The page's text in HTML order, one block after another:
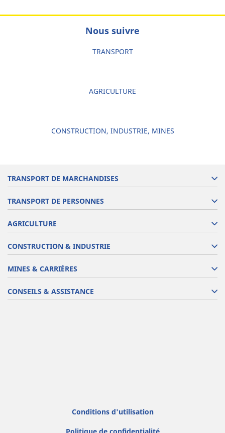
Nous suivre
TRANSPORT
AGRICULTURE
CONSTRUCTION, INDUSTRIE, MINES
TRANSPORT DE MARCHANDISES
TRANSPORT DE PERSONNES
AGRICULTURE
CONSTRUCTION & INDUSTRIE
MINES & CARRIÈRES
CONSEILS & ASSISTANCE
Conditions d'utilisation